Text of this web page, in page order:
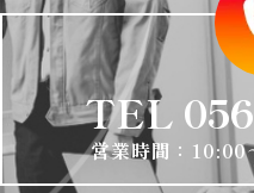
TEL
営業時間：